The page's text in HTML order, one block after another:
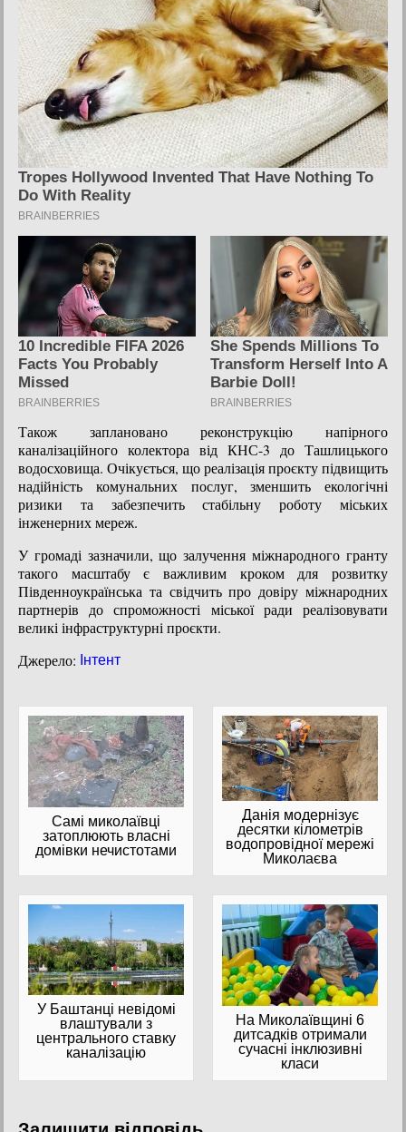
Також заплановано реконструкцію напірного
каналізаційного колектора від КНС-3 до Ташлицького
водосховища. Очікується, що реалізація проєкту підвищить
надійність комунальних послуг, зменшить екологічні
ризики та забезпечить стабільну роботу міських
інженерних мереж.
У громаді зазначили, що залучення міжнародного гранту
такого масштабу є важливим кроком для розвитку
Південноукраїнська та свідчить про довіру міжнародних
партнерів до спроможності міської ради реалізовувати
великі інфраструктурні проєкти.
Джерело: Інтент
Самі миколаївці
затоплюють власні
домівки нечистотами
Данія модернізує
десятки кілометрів
водопровідної мережі
Миколаєва
У Баштанці невідомі
влаштували з
центрального ставку
каналізацію
На Миколаївщині 6
дитсадків отримали
сучасні інклюзивні
класи